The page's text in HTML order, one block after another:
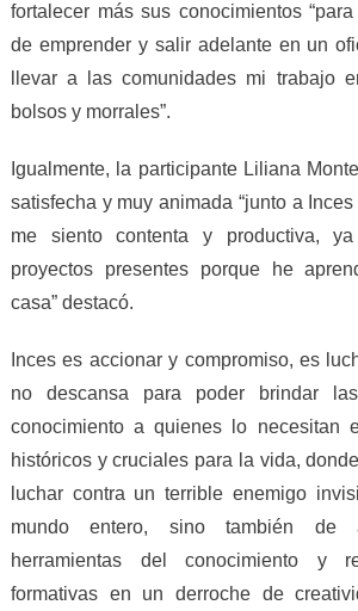
fortalecer más sus conocimientos
de emprender y salir adelante en un
llevara las comunidades mi trabajo
bolsos y morrales”.
Igualmente, la participante Liliana
satisfecha y muy animada “junto a
me siento contenta y productiva,
proyectos presentes porque he
casa” destacó.
Inces es accionar y compromiso, es
no descansa para poder
brindar
conocimiento a quienes lo necesitan
históricos y cruciales para la vida,
luchar contra un terrible enemigo
mundo entero, sino también de
herramientas del conocimiento y
formativas en un derroche de